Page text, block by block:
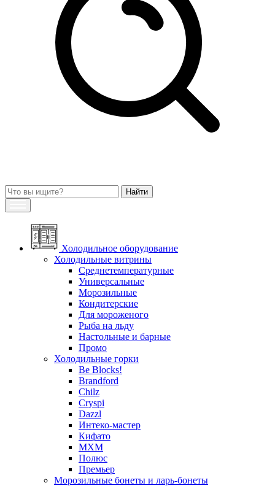
Холодильное оборудование
Холодильные витрины
Среднетемпературные
Универсальные
Морозильные
Кондитерские
Для мороженого
Рыба на льду
Настольные и барные
Промо
Холодильные горки
Be Blocks!
Brandford
Chilz
Cryspi
Dazzl
Интеко-мастер
Кифато
МХМ
Полюс
Премьер
Морозильные бонеты и ларь-бонеты